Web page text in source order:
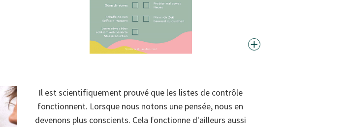
Il est scientifiquement prouvé que les listes de contrôle
fonctionnent. Lorsque nous notons une pensée, nous en
devenons plus conscients. Cela fonctionne d'ailleurs aussi